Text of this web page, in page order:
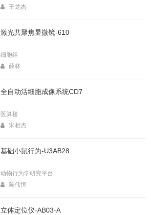
王龙杰
激光共聚焦显微镜-610
细胞组
薛林
全自动活细胞成像系统CD7
医算楼
宋相杰
基础小鼠行为-U3AB28
动物行为学研究平台
陈伟恒
立体定位仪-AB03-A